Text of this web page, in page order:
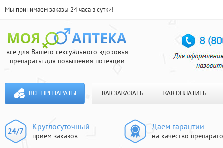
Мы принимаем заказы 24 часа в сутки!
все для Вашего сексуального здоровья
препараты для повышения потенции
ВСЕ ПРЕПАРАТЫ КАК ЗАКАЗАТЬ КАК ОПЛАТИТЬ
Круглосуточный
прием заказов
Даем гарантии
на качество